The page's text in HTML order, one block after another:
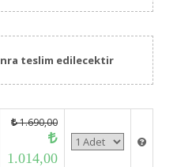
teslim edilecektir
1.690,00
1.014,00